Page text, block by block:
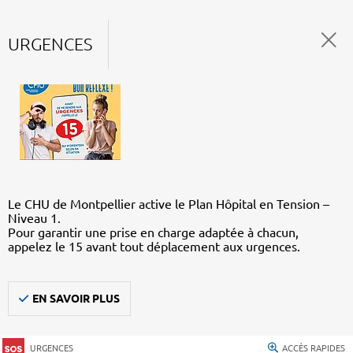
URGENCES
Le CHU de Montpellier active le Plan Hôpital en Tension –
Niveau 1.
Pour garantir une prise en charge adaptée à chacun,
appelez le 15 avant tout déplacement aux urgences.
EN SAVOIR PLUS
URGENCES ACCÈS RAPIDES